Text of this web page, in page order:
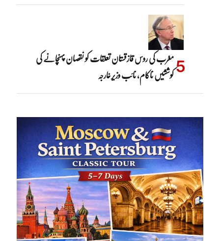
مغرب کی روس قازقستان تعلقات کو نقصان پہنچانے کی
کوششیں ناکام، نائب وزیرخارجہ